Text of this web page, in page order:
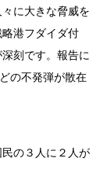
に大きな脅威を
港フダイダ付
刻です。報告に
の不発弾が散在
の３人に２人が